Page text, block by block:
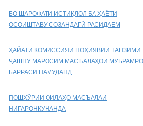
БО ШАРОФАТИ ИСТИҚЛОЛ БА ҲАЁТИ
ОСОИШТАВУ СОЗАНДАГӢ РАСИДАЕМ
ҲАЙАТИ КОМИССИЯИ НОҲИЯВИИ ТАНЗИМИ
ҶАШНУ МАРОСИМ МАСЪАЛАҲОИ МУБРАМРО
БАРРАСӢ НАМУДАНД
ПОШХӮРИИ ОИЛАҲО МАСЪАЛАИ
НИГАРОНКУНАНДА